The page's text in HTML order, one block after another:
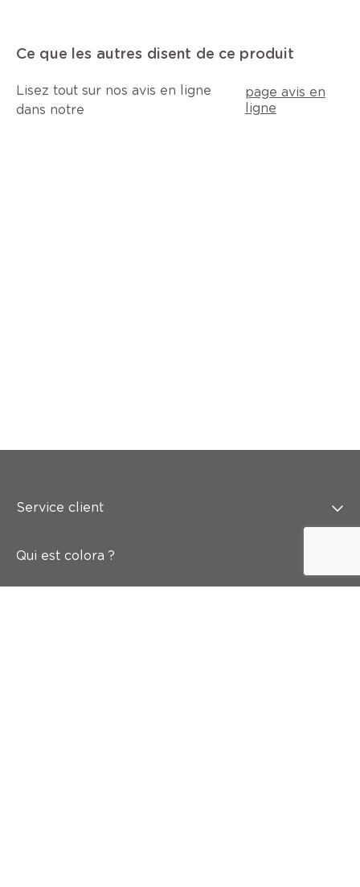
Ce que les autres disent de ce produit
Lisez tout sur nos avis en ligne
dans notre
page avis en
ligne
Service client
Qui est colora ?